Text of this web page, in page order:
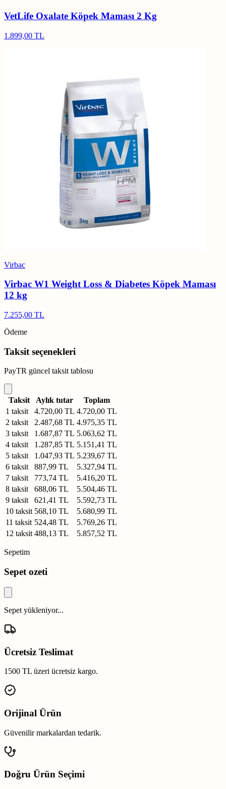
VetLife Oxalate Köpek Maması 2 Kg
1.899,00 TL
Virbac
Virbac W1 Weight Loss & Diabetes Köpek Maması
12 kg
7.255,00 TL
Ödeme
Taksit seçenekleri
PayTR güncel taksit tablosu
Taksit Aylık tutar
Toplam
1 taksit
4.720,00 TL 4.720,00 TL
2 taksit
2.487,68 TL 4.975,35 TL
3 taksit
1.687,87 TL 5.063,62 TL
4 taksit
1.287,85 TL 5.151,41 TL
5 taksit
1.047,93 TL 5.239,67 TL
6 taksit
887,99 TL
5.327,94 TL
7 taksit
773,74 TL
5.416,20 TL
8 taksit
688,06 TL
5.504,46 TL
9 taksit
621,41 TL
5.592,73 TL
10 taksit 568,10 TL
5.680,99 TL
11 taksit 524,48 TL
5.769,26 TL
12 taksit 488,13 TL 5.857,52 TL
Sepetim
Sepet ozeti
Sepet yükleniyor...
Ücretsiz Teslimat
1500 TL üzeri ücretsiz kargo.
Orijinal Ürün
Güvenilir markalardan tedarik.
Doğru Ürün Seçimi